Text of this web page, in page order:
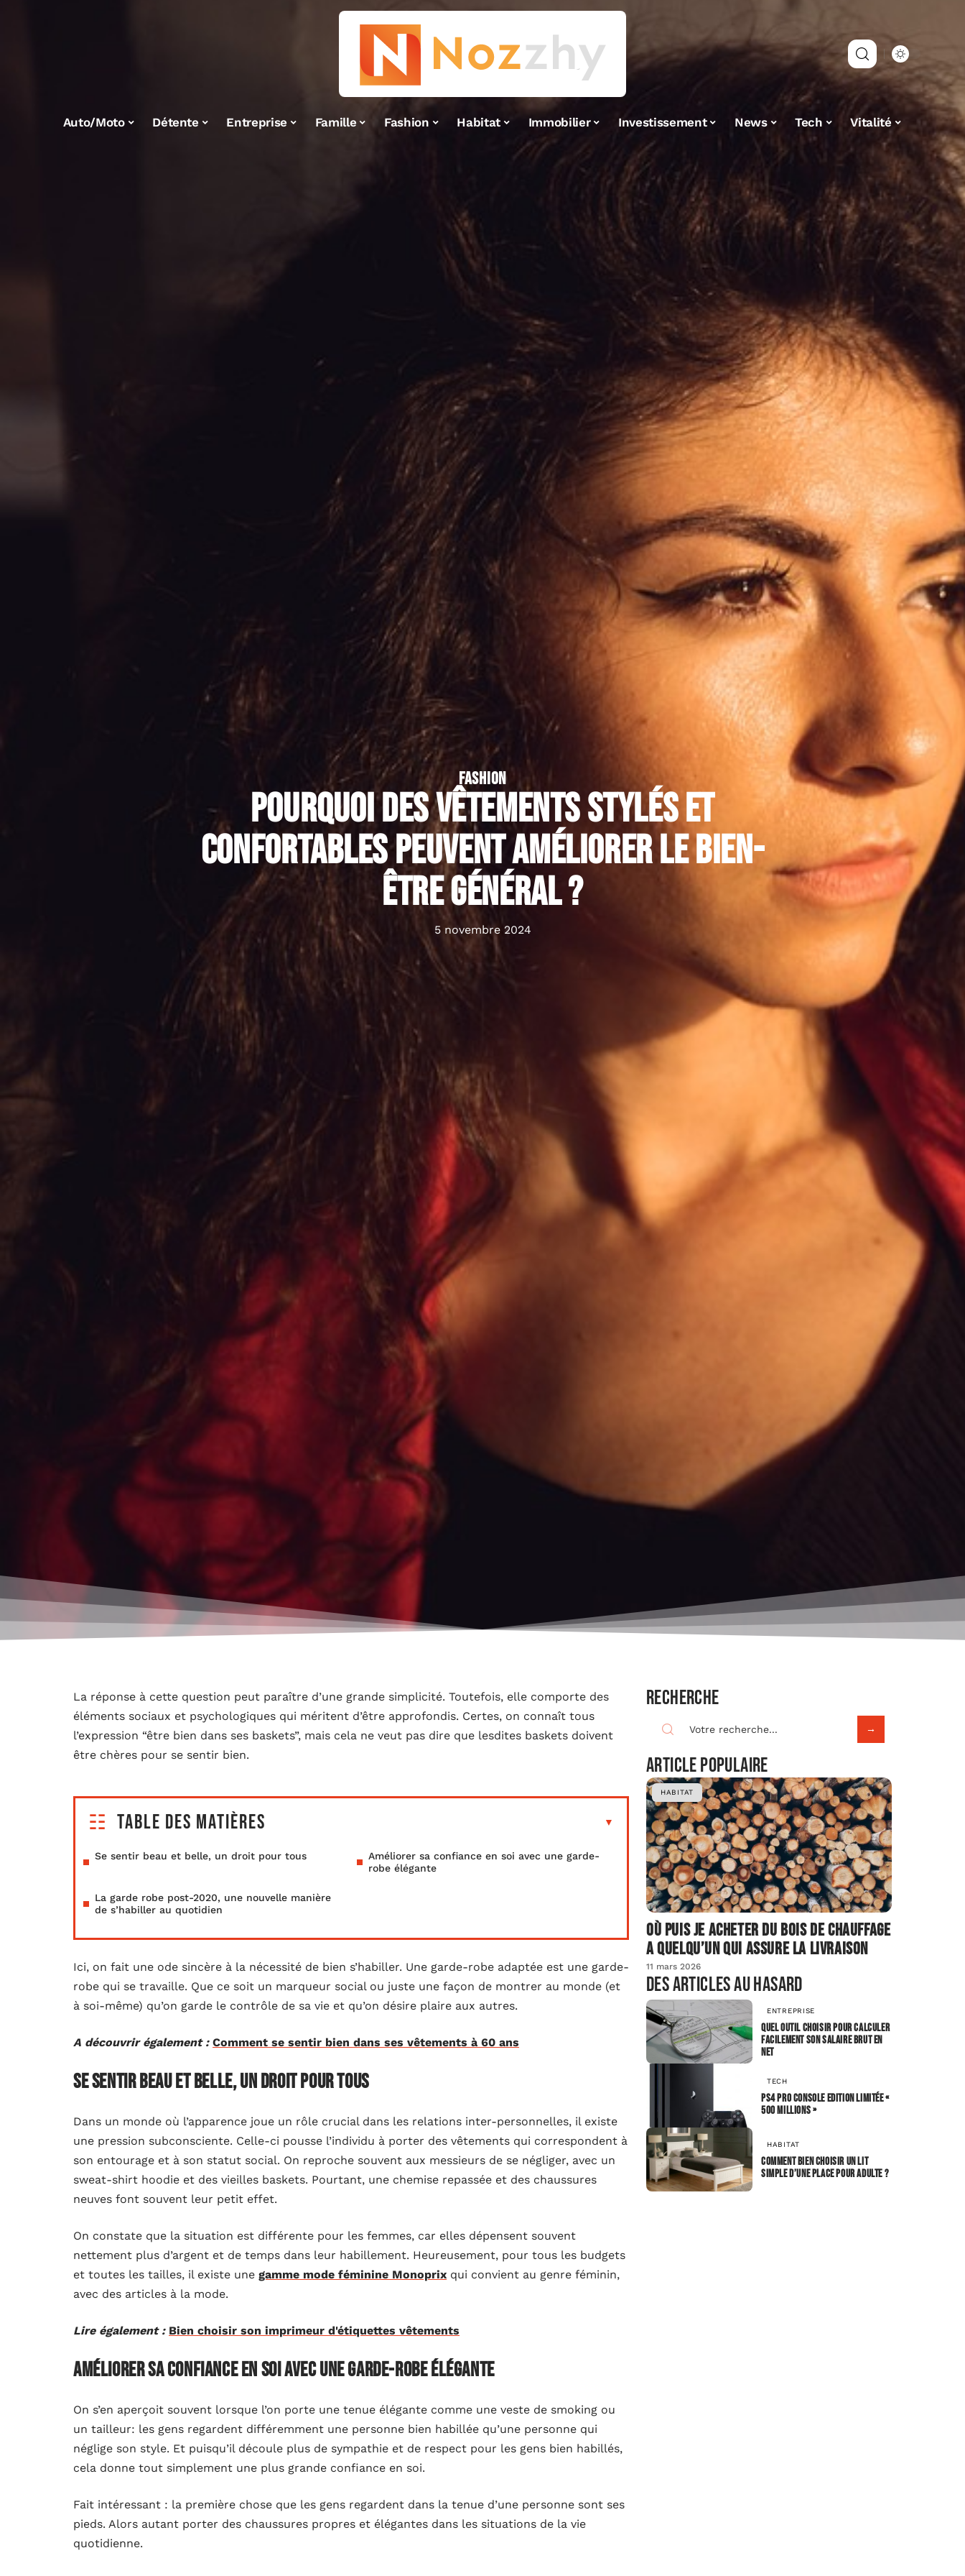
Auto/Moto Détente Entreprise Famille Fashion Habitat Immobilier Investissement News Tech Vitalité
FASHION
Pourquoi des vêtements stylés et
confortables peuvent améliorer le bien-
être général ?
5 novembre 2024
La réponse à cette question peut paraître d’une grande simplicité. Toutefois, elle comporte des
éléments sociaux et psychologiques qui méritent d’être approfondis. Certes, on connaît tous
l’expression “être bien dans ses baskets”, mais cela ne veut pas dire que lesdites baskets doivent
être chères pour se sentir bien.
Table des matières
Se sentir beau et belle, un droit pour tous
Améliorer sa confiance en soi avec une garde-
robe élégante
La garde robe post-2020, une nouvelle manière
de s’habiller au quotidien
Ici, on fait une ode sincère à la nécessité de bien s’habiller. Une garde-robe adaptée est une garde-
robe qui se travaille. Que ce soit un marqueur social ou juste une façon de montrer au monde (et
à soi-même) qu’on garde le contrôle de sa vie et qu’on désire plaire aux autres.
A découvrir également : Comment se sentir bien dans ses vêtements à 60 ans
Se sentir beau et belle, un droit pour tous
Dans un monde où l’apparence joue un rôle crucial dans les relations inter-personnelles, il existe
une pression subconsciente. Celle-ci pousse l’individu à porter des vêtements qui correspondent à
son entourage et à son statut social. On reproche souvent aux messieurs de se négliger, avec un
sweat-shirt hoodie et des vieilles baskets. Pourtant, une chemise repassée et des chaussures
neuves font souvent leur petit effet.
On constate que la situation est différente pour les femmes, car elles dépensent souvent
nettement plus d’argent et de temps dans leur habillement. Heureusement, pour tous les budgets
et toutes les tailles, il existe une gamme mode féminine Monoprix qui convient au genre féminin,
avec des articles à la mode.
Lire également : Bien choisir son imprimeur d'étiquettes vêtements
Améliorer sa confiance en soi avec une garde-robe élégante
On s’en aperçoit souvent lorsque l’on porte une tenue élégante comme une veste de smoking ou
un tailleur: les gens regardent différemment une personne bien habillée qu’une personne qui
néglige son style. Et puisqu’il découle plus de sympathie et de respect pour les gens bien habillés,
cela donne tout simplement une plus grande confiance en soi.
Fait intéressant : la première chose que les gens regardent dans la tenue d’une personne sont ses
pieds. Alors autant porter des chaussures propres et élégantes dans les situations de la vie
quotidienne.
Recherche
Article populaire
HABITAT
Où puis je acheter du bois de chauffage
a quelqu’un qui assure la livraison
11 mars 2026
Des articles au hasard
ENTREPRISE
Quel outil choisir pour calculer
facilement son salaire brut en
net
TECH
PS4 PRO console Edition Limitée «
500 millions »
HABITAT
Comment bien choisir un lit
simple d’une place pour adulte ?